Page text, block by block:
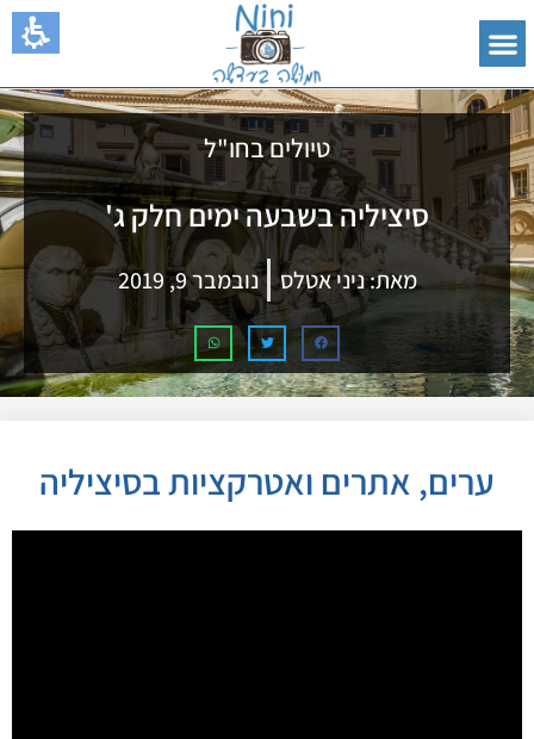
טיולים בחו"ל
סיציליה בשבעה ימים חלק ג'
מאת:ניני אטלס נובמבר 9, 2019
ערים, אתרים ואטרקציות בסיציליה